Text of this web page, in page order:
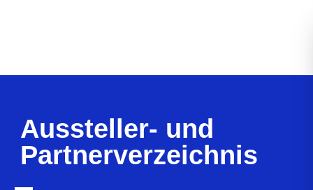
Aussteller- und
Partnerverzeichnis